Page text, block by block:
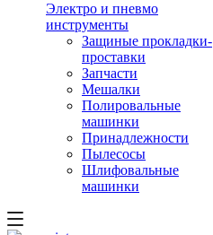
Электро и пневмо
инструменты
Защиные прокладки-
проставки
Запчасти
Мешалки
Полировальные
машинки
Принадлежности
Пылесосы
Шлифовальные
машинки